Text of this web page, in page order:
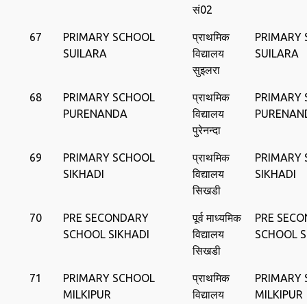
सं02
67
PRIMARY SCHOOL
SUILARA
प्राथमिक
विद्यालय
सुइलरा
PRIMARY
SUILARA
68
PRIMARY SCHOOL
PURENANDA
प्राथमिक
विद्यालय
पुरेनन्‍दा
PRIMARY
69
PRIMARY SCHOOL
SIKHADI
प्राथमिक
विद्यालय
सिखडी
PRIMARY
SIKHADI
70
PRE SECONDARY
SCHOOL SIKHADI
पूर्व माध्‍यमिक
विद्यालय
सिखडी
PRE
SCHOOL
71
PRIMARY SCHOOL
MILKIPUR
प्राथमिक
विद्यालय
PRIMARY
MILKIPUR